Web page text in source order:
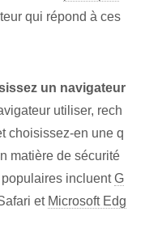
qui répond à ces
un navigateur
utiliser, rech
choisissez-en une q
matière de sécurité
incluentG
et Microsoft Edg